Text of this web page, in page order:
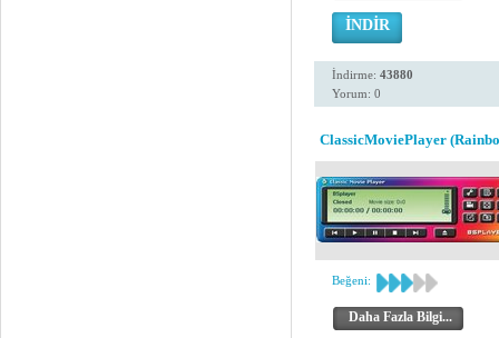
İNDİR
İndirme: 43880
Yorum: 0
ClassicMoviePlayer
Beğeni:
Daha Fazla Bilgi...